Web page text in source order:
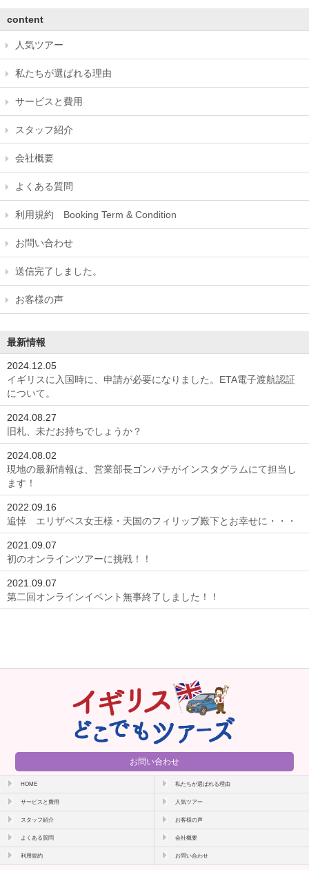
content
人気ツアー
私たちが選ばれる理由
サービスと費用
スタッフ紹介
会社概要
よくある質問
利用規約 Booking Term & Condition
お問い合わせ
送信完了しました。
お客様の声
最新情報
2024.12.05
イギリスに入国時に、申請が必要になりました。ETA電子渡航認証
について。
2024.08.27
旧札、未だお持ちでしょうか？
2024.08.02
現地の最新情報は、営業部長ゴンパチがインスタグラムにて担当し
ます！
2022.09.16
追悼 エリザベス女王様・天国のフィリップ殿下とお幸せに・・・
2021.09.07
初のオンラインツアーに挑戦！！
2021.09.07
第二回オンラインイベント無事終了しました！！
お問い合わせ
HOME 私たちが選ばれる理由
サービスと費用 人気ツアー
スタッフ紹介 お客様の声
よくある質問 会社概要
利用規約 お問い合わせ